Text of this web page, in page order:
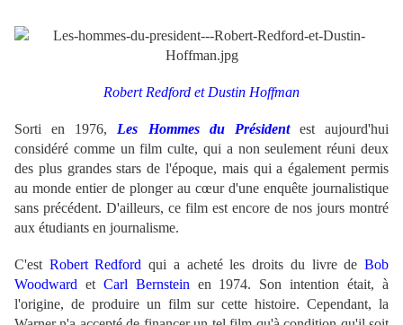
Robert Redford et Dustin Hoffman
Sorti en 1976, Les Hommes du Présidentest aujourd'hui
considéré comme un film culte, qui a non seulement réuni deux
des plus grandes stars de l'époque, mais qui a également permis
au monde entier de plonger au cœur d'une enquête journalistique
sans précédent. D'ailleurs, ce film est encore de nos jours montré
aux étudiants en journalisme.
C'est Robert Redford qui a acheté les droits du livre deBob
Woodward et Carl Bernstein en 1974. Son intention était, à
l'origine, de produire un film sur cette histoire. Cependant, la